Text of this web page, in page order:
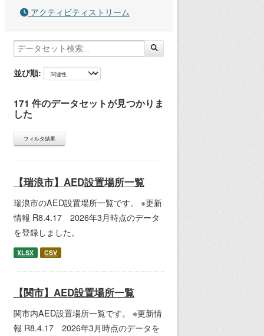
アクティビティストリーム
並び順
171 件のデータセットが見つかりま
した
フィルタ結果
【瑞浪市】AED設置場所一覧
瑞浪市のAED設置場所一覧です。 ※更新
情報 R8.4.17 2026年3月時点のデータ
を登録しました。
XLSX CSV
【関市】AED設置場所一覧
関市内AED設置場所一覧です。 ※更新情
報 R8.4.17 2026年3月時点のデータを